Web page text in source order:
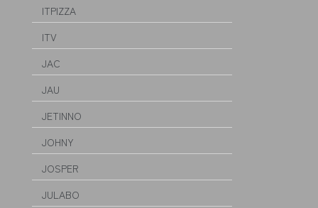
ITPIZZA
ITV
JAC
JAU
JETINNO
JOHNY
JOSPER
JULABO